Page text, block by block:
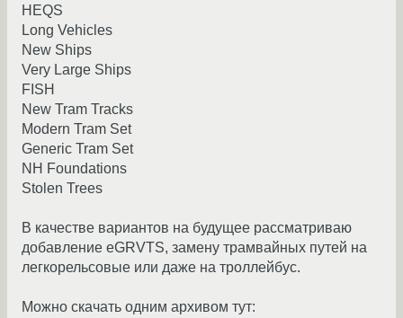
HEQS
Long Vehicles
New Ships
Very Large Ships
FISH
New Tram Tracks
Modern Tram Set
Generic Tram Set
NH Foundations
Stolen Trees
В качестве вариантов на будущее рассматриваю
добавление eGRVTS, замену трамвайных путей на
легкорельсовые или даже на троллейбус.
Можно скачать одним архивом тут: